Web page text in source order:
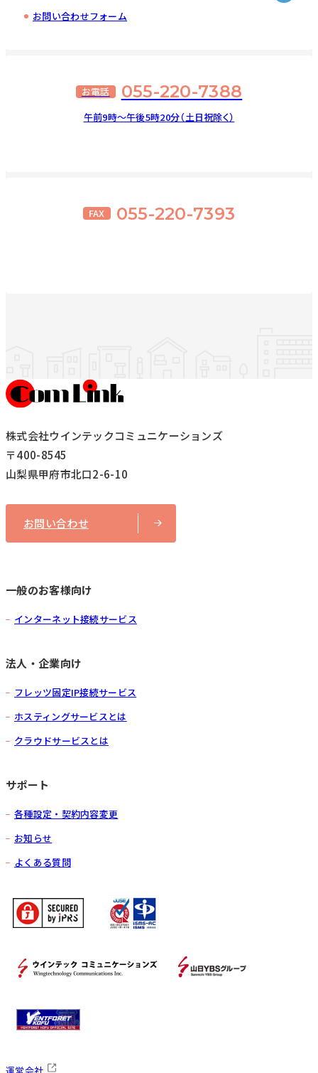
お問い合わせフォーム
お電話 055-220-7388
午前9時～午後5時20分（土日祝除く）
FAX 055-220-7393
株式会社ウインテックコミュニケーションズ
〒400-8545
山梨県甲府市北口2-6-10
お問い合わせ
一般のお客様向け
インターネット接続サービス
法人・企業向け
フレッツ固定IP接続サービス
ホスティングサービスとは
クラウドサービスとは
サポート
各種設定・契約内容変更
お知らせ
よくある質問